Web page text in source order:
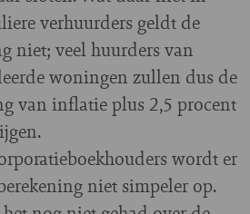
verhuurders geldt de
niet; veel huurders van
woningen zullen dus de
van inflatie plus 2,5 procent
wordt er
niet simpeler op.